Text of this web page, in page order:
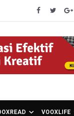
VOOXLIFE